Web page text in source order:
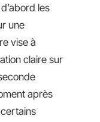
les
une
vise à
claire sur
après